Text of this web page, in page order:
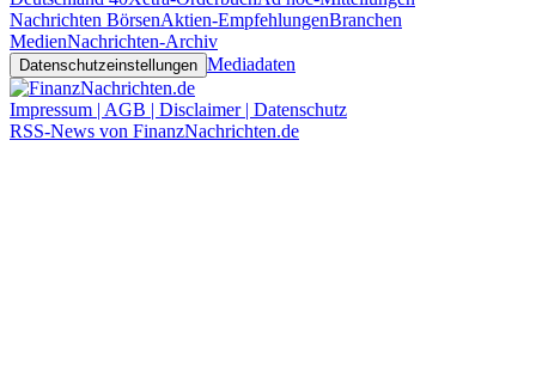
Nachrichten BörsenAktien-EmpfehlungenBranchen
MedienNachrichten-Archiv
Datenschutzeinstellungen Mediadaten
Impressum | AGB | Disclaimer | Datenschutz
RSS-News von FinanzNachrichten.de